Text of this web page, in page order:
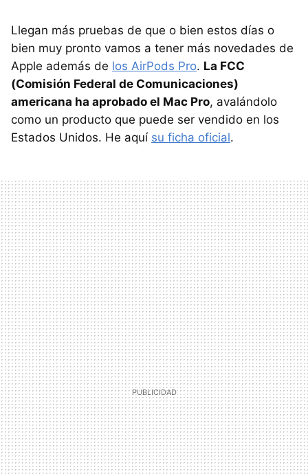
Llegan más pruebas de que o bien estos días o
bien muy pronto vamos a tener más novedades de
Apple además de los AirPods Pro. La FCC
(Comisión Federal de Comunicaciones)
americana ha aprobado el Mac Pro, avalándolo
como un producto que puede ser vendido en los
Estados Unidos. He aquí su ficha oficial.